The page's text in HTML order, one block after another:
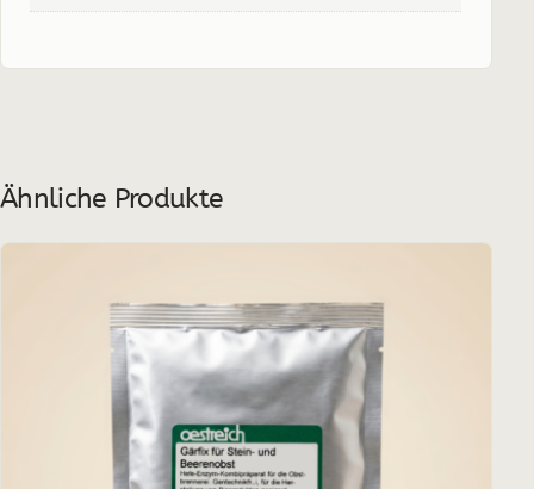
Ähnliche Produkte